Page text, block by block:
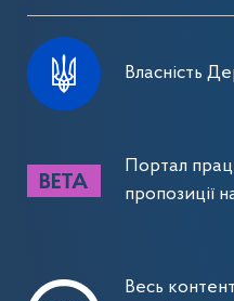
Власність
Портал
пропозиції
Весь